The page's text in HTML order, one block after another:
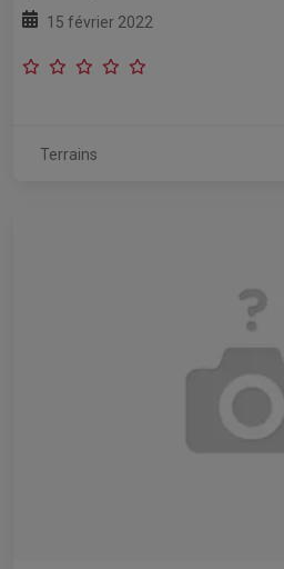
15 février 2022
Terrains